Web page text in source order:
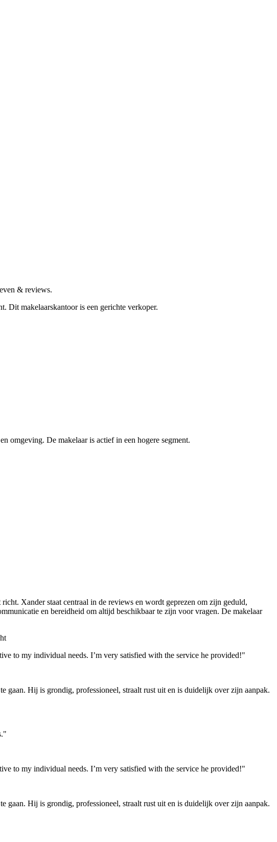
& reviews.
Dit makelaarskantoor is een gerichte verkoper.
omgeving. De makelaar is actief in een hogere segment.
Xander staat centraal in de reviews en wordt geprezen om zijn geduld,
en bereidheid om altijd beschikbaar te zijn voor vragen. De makelaar
to my individual needs. I’m very satisfied with the service he provided!"
gaan. Hij is grondig, professioneel, straalt rust uit en is duidelijk over zijn aanpak.
to my individual needs. I’m very satisfied with the service he provided!"
gaan. Hij is grondig, professioneel, straalt rust uit en is duidelijk over zijn aanpak.